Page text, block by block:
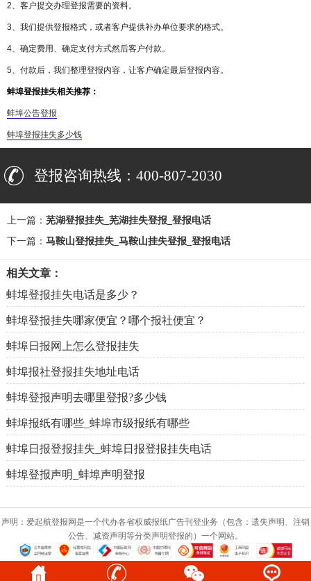
2、客户提交办理登报需要的资料。
3、我们提供登报格式，或者客户提供补办单位要求的格式。
4、确定费用、确定支付方式然后客户付款。
5、付款后，我们整理登报内容，让客户确定最后登报内容。
蚌埠登报挂失相关推荐：
蚌埠公告登报
蚌埠登报挂失多少钱
登报咨询热线：400-807-2030
上一篇： 芜湖登报挂失_芜湖挂失登报_登报电话
下一篇： 马鞍山登报挂失_马鞍山挂失登报_登报电话
相关文章：
蚌埠登报挂失电话是多少？
蚌埠登报挂失哪家便宜？哪个报社便宜？
蚌埠日报网上怎么登报挂失
蚌埠报社登报挂失地址电话
蚌埠登报声明去哪里登报?多少钱
蚌埠报纸有哪些_蚌埠市级报纸有哪些
蚌埠日报登报挂失_蚌埠日报登报挂失电话
蚌埠登报声明_蚌埠声明登报
声明：爱起航登报网是一个代办各省权威报纸广告刊登业务（包含：遗失声明、注销
公告、减资声明等分类声明登报的）一个网站。